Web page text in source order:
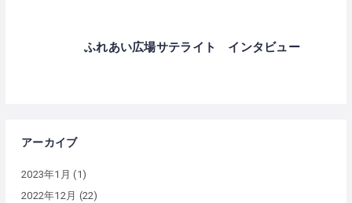
ふれあい広場サテライト インタビュー
アーカイブ
2023年1月 (1)
2022年12月 (22)